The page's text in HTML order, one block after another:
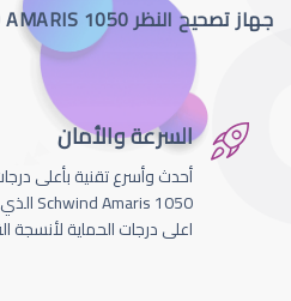
جهاز تصحيح النظر SCHWIND AMARIS 1050
السرعة والأمان
أحدث وأسرع تقنية بأعلى
اعلى درجات الحماية لأنسجة